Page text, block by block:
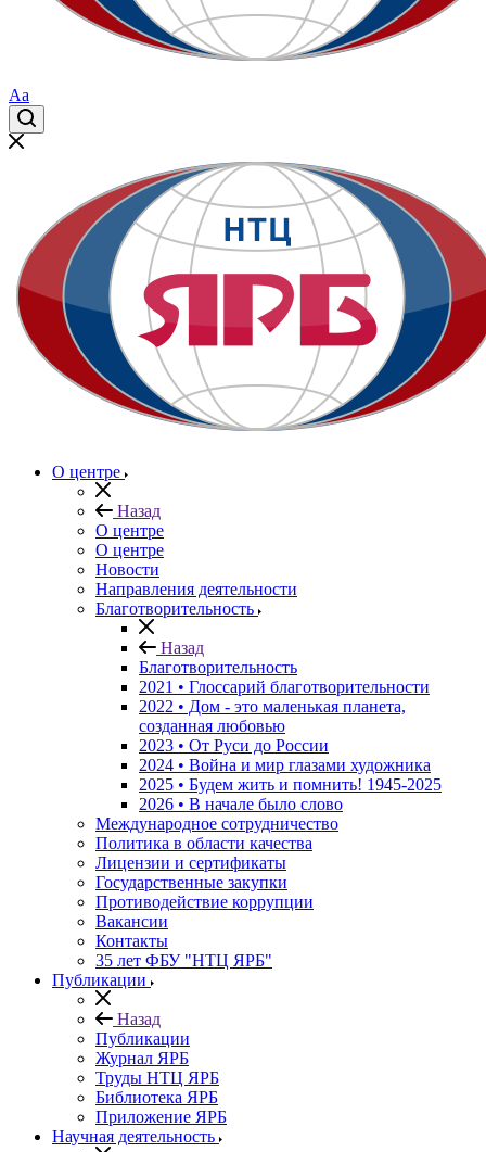
Aa
О центре
Назад
О центре
О центре
Новости
Направления деятельности
Благотворительность
Назад
Благотворительность
2021 • Глоссарий благотворительности
2022 • Дом - это маленькая планета,
созданная любовью
2023 • От Руси до России
2024 • Война и мир глазами художника
2025 • Будем жить и помнить! 1945-2025
2026 • В начале было слово
Международное сотрудничество
Политика в области качества
Лицензии и сертификаты
Государственные закупки
Противодействие коррупции
Вакансии
Контакты
35 лет ФБУ "НТЦ ЯРБ"
Публикации
Назад
Публикации
Журнал ЯРБ
Труды НТЦ ЯРБ
Библиотека ЯРБ
Приложение ЯРБ
Научная деятельность